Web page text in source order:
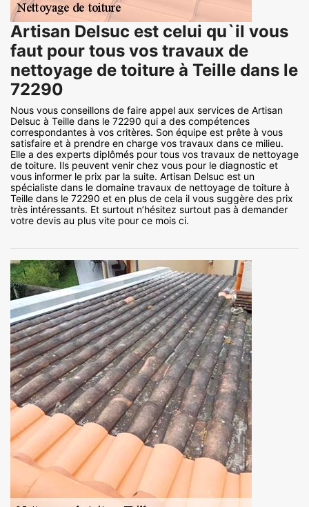
Artisan Delsuc est celui qu`il vous
faut pour tous vos travaux de
nettoyage de toiture à Teille dans le
72290
Nous vous conseillons de faire appel aux services de Artisan
Delsuc à Teille dans le 72290 qui a des compétences
correspondantes à vos critères. Son équipe est prête à vous
satisfaire et à prendre en charge vos travaux dans ce milieu.
Elle a des experts diplômés pour tous vos travaux de nettoyage
de toiture. Ils peuvent venir chez vous pour le diagnostic et
vous informer le prix par la suite. Artisan Delsuc est un
spécialiste dans le domaine travaux de nettoyage de toiture à
Teille dans le 72290 et en plus de cela il vous suggère des prix
très intéressants. Et surtout n’hésitez surtout pas à demander
votre devis au plus vite pour ce mois ci.